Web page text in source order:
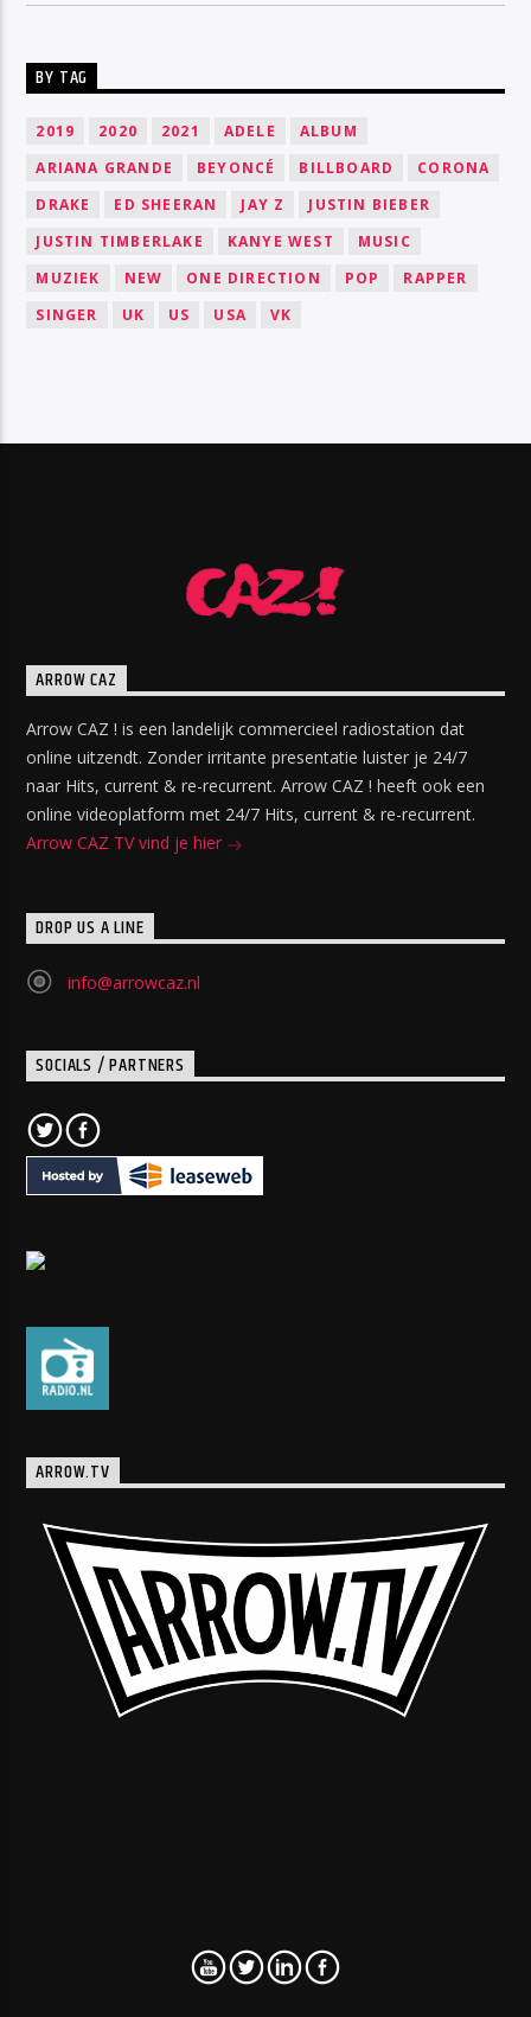
BY TAG
2019 2020 2021 ADELE
ALBUM
ARIANA GRANDE
BEYONCÉ BILLBOARD
CORONA
DRAKE
ED SHEERAN JAY Z
JUSTIN BIEBER
JUSTIN TIMBERLAKE
KANYE WEST
MUSIC
MUZIEK
NEW ONE DIRECTION POP
RAPPER
SINGER
UK US USA VK
ARROW CAZ
Arrow CAZ ! is een landelijk commercieel radiostation dat
online uitzendt. Zonder irritante presentatie luister je 24/7
naar Hits, current & re-recurrent. Arrow CAZ ! heeft ook een
online videoplatform met 24/7 Hits, current & re-recurrent.
Arrow CAZ TV vind je hier
DROP US A LINE
info@arrowcaz.nl
SOCIALS / PARTNERS
ARROW.TV